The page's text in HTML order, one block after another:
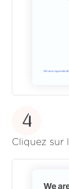
4
Cliquez sur